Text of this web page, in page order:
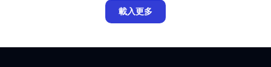
載入更多